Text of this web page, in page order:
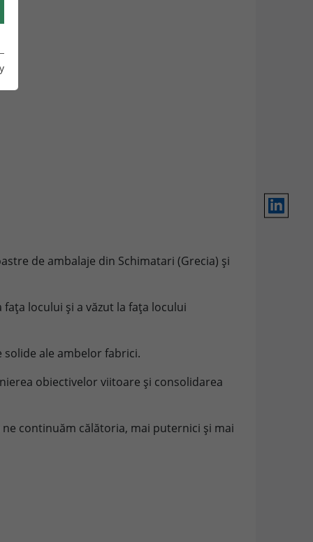
LinkedIn
de ambalaje din Schimatari (Grecia) și
locului și a văzut la fața locului
ale ambelor fabrici.
obiectivelor viitoare și consolidarea
continuăm călătoria, mai puternici și mai